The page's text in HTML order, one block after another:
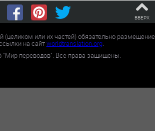
ВВЕРХ
(целиком или их частей) обязательно размещение
на сайтworldtranslation.org.
"Мир переводов". Все права защищены.